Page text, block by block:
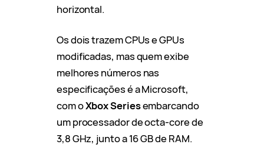
horizontal.
Os dois trazem CPUs e GPUs
modificadas, mas quem exibe
melhores números nas
especificações é a Microsoft,
com oXbox Seriesembarcando
um processador de octa-core de
3,8 GHz, junto a 16 GB de RAM.